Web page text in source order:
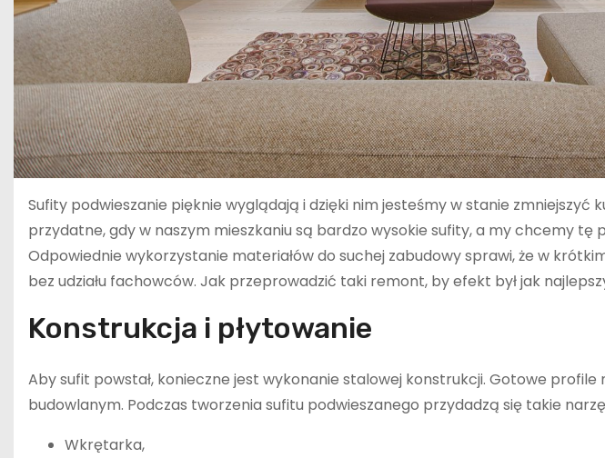
Sufity podwieszanie pięknie wyglądają i dzięki nim jesteśmy w stanie zmniejszyć
przydatne, gdy w naszym mieszkaniu są bardzo wysokie sufity, a my chcemy tę
Odpowiednie wykorzystanie materiałów do suchej zabudowy sprawi, że w
bez udziału fachowców. Jak przeprowadzić taki remont, by efekt był jak
Konstrukcja i płytowanie
Aby sufit powstał, konieczne jest wykonanie stalowej konstrukcji. Gotowe
budowlanym. Podczas tworzenia sufitu podwieszanego przydadzą się takie
Wkrętarka,